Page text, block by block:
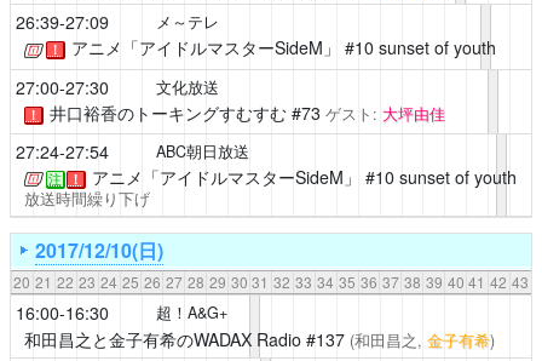
26:39-27:09 メ～テレ
！ アニメ「アイドルマスターSideM」 #10 sunset of youth
27:00-27:30
文化放送
！ 井口裕香のトーキングすむすむ#73 ゲスト: 大坪由佳
27:24-27:54 ABC朝日放送
注 ！ アニメ「アイドルマスターSideM」 #10 sunset of youth
放送時間繰り下げ
2017/12/10(日)
20 21 22 23 24 25 26 27 28 29 30 31 32 33 34 35 36 37 38 39 40 41 42 43
16:00-16:30 超！A&G+
和田昌之と金子有希のWADAX Radio#137 (和田昌之, 金子有希)